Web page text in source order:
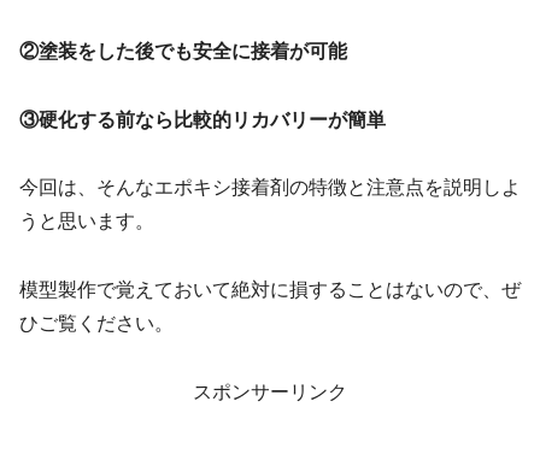
②塗装をした後でも安全に接着が可能
③硬化する前なら比較的リカバリーが簡単
今回は、そんなエポキシ接着剤の特徴と注意点を説明しよ
うと思います。
模型製作で覚えておいて絶対に損することはないので、ぜ
ひご覧ください。
スポンサーリンク